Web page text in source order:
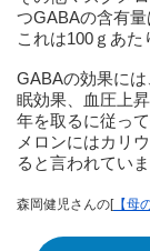
つGABAの含有量
これは100ｇあた
GABAの効果に
眠効果、血圧上
年を取るに従っ
メロンにはカリ
ると言われていま
森岡健児さんの[【母